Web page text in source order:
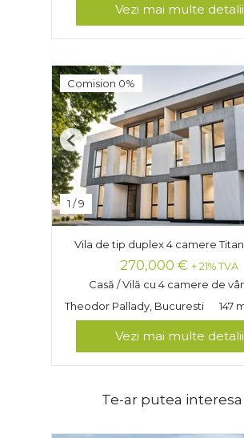
Vezi mai multe detalii
Comision 0%
1 /9
Previous
Vila de tip duplex 4 camere
270,000 € + 21% TVA
Casă / Vilă cu 4 camere de
Theodor Pallady, Bucuresti
147
Vezi mai multe detalii
Te-ar putea interesa